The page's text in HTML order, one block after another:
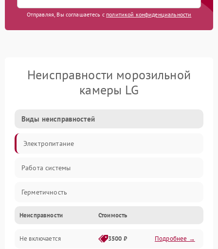
Отправляя, Вы соглашаетесь с политикой конфиденциальности
Неисправности морозильной
камеры LG
Виды неисправностей
Электропитание
Работа системы
Герметичность
Механика
Неисправности Стоимость
Не включается 3500 ₽ Подробнее →